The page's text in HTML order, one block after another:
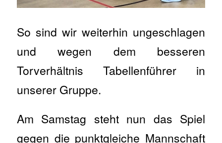
So sind wir weiterhin ungeschlagen
und wegen dem besseren
Torverhältnis Tabellenführer in
unserer Gruppe.
Am Samstag steht nun das Spiel
gegen die punktgleiche Mannschaft